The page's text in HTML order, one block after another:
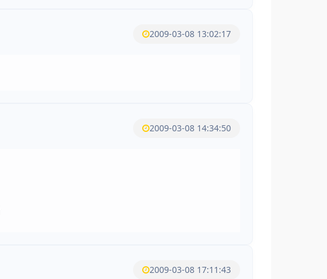
2009-03-08 13:02:17
2009-03-08 14:34:50
2009-03-08 17:11:43